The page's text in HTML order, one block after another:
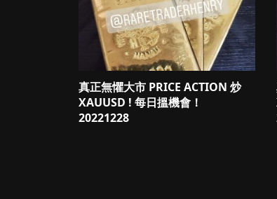
真正無懼大市 PRICE ACTION 炒
XAUUSD ! 每日搵機會！
20221228